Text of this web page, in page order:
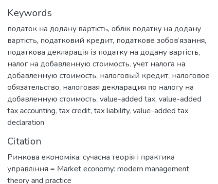
Keywords
податок на додану вартість, облік податку на додану
вартість, податковий кредит, податкове зобов’язання,
податкова декларація із податку на додану вартість,
налог на добавленную стоимость, учет налога на
добавленную стоимость, налоговый кредит, налоговое
обязательство, налоговая декларация по налогу на
добавленную стоимость, value-added tax, value-added
tax accounting, tax credit, tax liability, value-added tax
declaration
Citation
Ринкова економіка: сучасна теорія і практика
управління = Market economy: modern management
theory and practice